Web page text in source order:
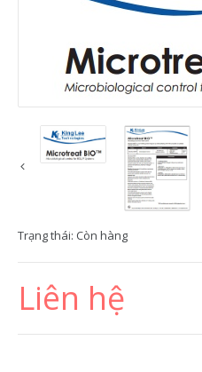
Trạng thái: Còn hàng
Liên hệ